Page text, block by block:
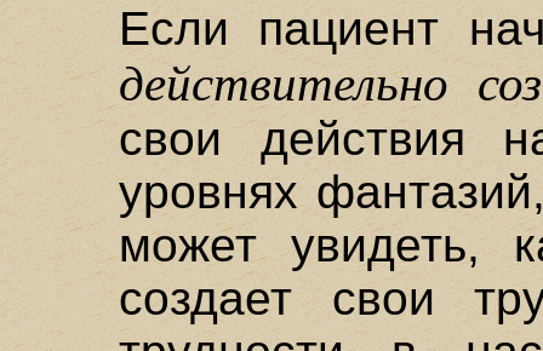
Если пациент
действительно
свои действия
уровнях
может увидеть,
создает свои